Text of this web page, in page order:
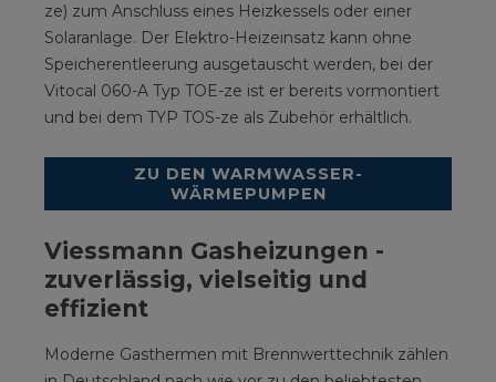
ze) zum Anschluss eines Heizkessels oder einer
Solaranlage. Der Elektro-Heizeinsatz kann ohne
Speicherentleerung ausgetauscht werden, bei der
Vitocal 060-A Typ TOE-ze ist er bereits vormontiert
und bei dem TYP TOS-ze als Zubehör erhältlich.
ZU DEN WARMWASSER-
WÄRMEPUMPEN
Viessmann Gasheizungen -
zuverlässig, vielseitig und
effizient
Moderne Gasthermen mit Brennwerttechnik zählen